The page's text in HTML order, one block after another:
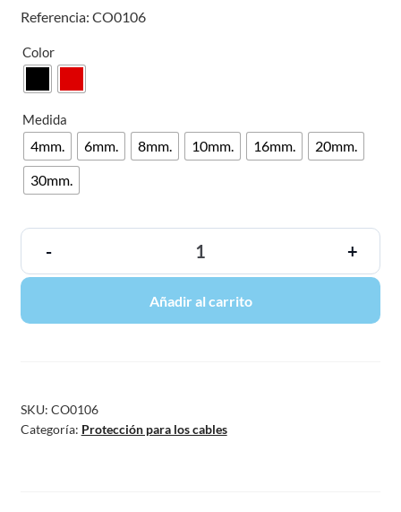
Referencia: CO0106
Color
Medida
4mm. 6mm. 8mm. 10mm. 16mm.
20mm.
30mm.
- +
Añadir al carrito
SKU: CO0106
Categoría: Protección para los cables